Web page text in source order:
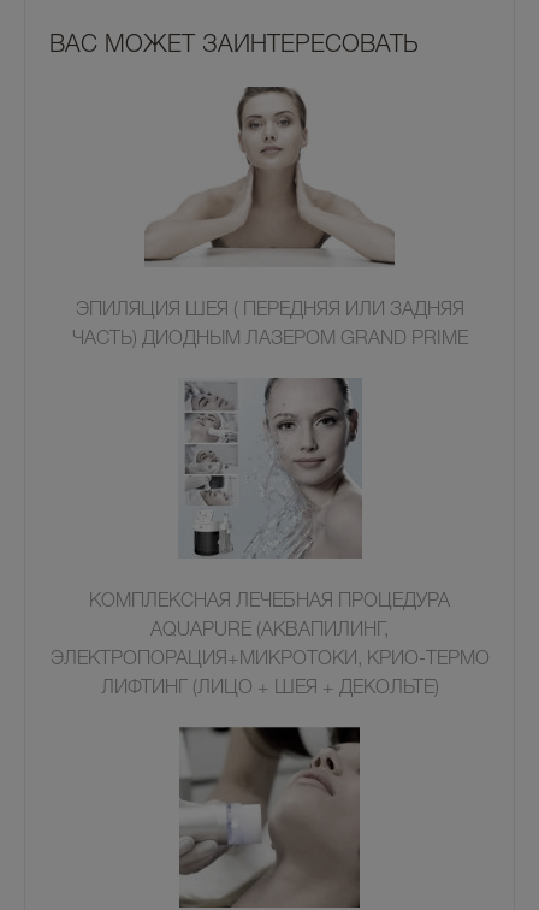
ВАС МОЖЕТ ЗАИНТЕРЕСОВАТЬ
ЭПИЛЯЦИЯ ШЕЯ ( ПЕРЕДНЯЯ ИЛИ ЗАДНЯЯ
ЧАСТЬ) ДИОДНЫМ ЛАЗЕРОМ GRAND PRIME
КОМПЛЕКСНАЯ ЛЕЧЕБНАЯ ПРОЦЕДУРА
AQUAPURE (АКВАПИЛИНГ,
ЭЛЕКТРОПОРАЦИЯ+МИКРОТОКИ, КРИО-ТЕРМО
ЛИФТИНГ (ЛИЦО + ШЕЯ + ДЕКОЛЬТЕ)